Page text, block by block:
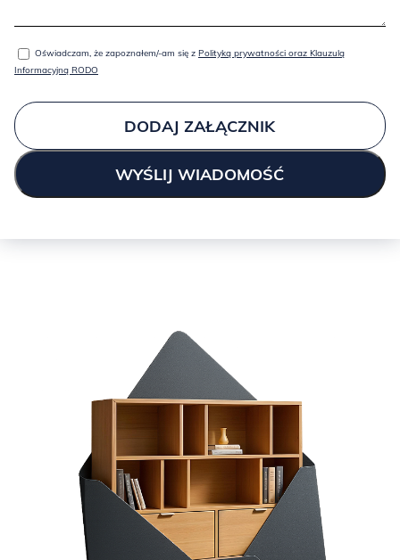
Oświadczam, że zapoznałem/-am się z Polityką prywatności oraz Klauzulą
Informacyjną RODO
DODAJ ZAŁĄCZNIK